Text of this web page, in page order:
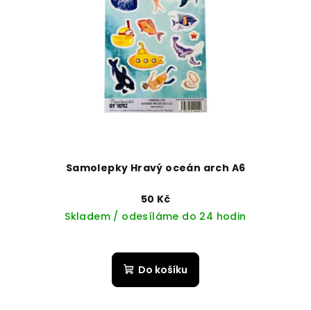
Samolepky Hravý oceán arch A6
50 Kč
Skladem / odesíláme do 24 hodin
Do košíku